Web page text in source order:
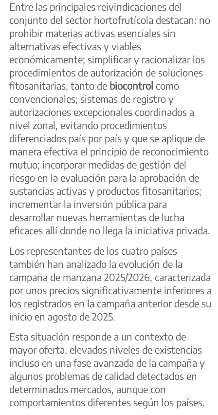
Entre las principales reivindicaciones del
conjunto del sector hortofrutícola destacan: no
prohibir materias activas esenciales sin
alternativas efectivas y viables
económicamente; simplificar y racionalizar los
procedimientos de autorización de soluciones
fitosanitarias, tanto de biocontrol como
convencionales; sistemas de registro y
autorizaciones excepcionales coordinados a
nivel zonal, evitando procedimientos
diferenciados país por país y que se aplique de
manera efectiva el principio de reconocimiento
mutuo; incorporar medidas de gestión del
riesgo en la evaluación para la aprobación de
sustancias activas y productos fitosanitarios;
incrementar la inversión pública para
desarrollar nuevas herramientas de lucha
eficaces allí donde no llega la iniciativa privada.
Los representantes de los cuatro países
también han analizado la evolución de la
campaña de manzana 2025/2026, caracterizada
por unos precios significativamente inferiores a
los registrados en la campaña anterior desde su
inicio en agosto de 2025.
Esta situación responde a un contexto de
mayor oferta, elevados niveles de existencias
incluso en una fase avanzada de la campaña y
algunos problemas de calidad detectados en
determinados mercados, aunque con
comportamientos diferentes según los países.